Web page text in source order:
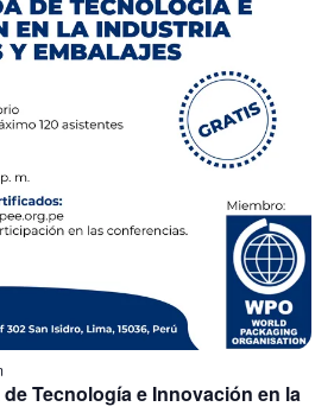
Tecnología e Innovación en la